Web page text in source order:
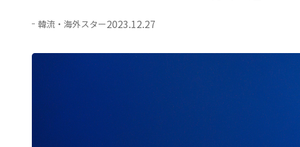
韓流・海外スター2023.12.27